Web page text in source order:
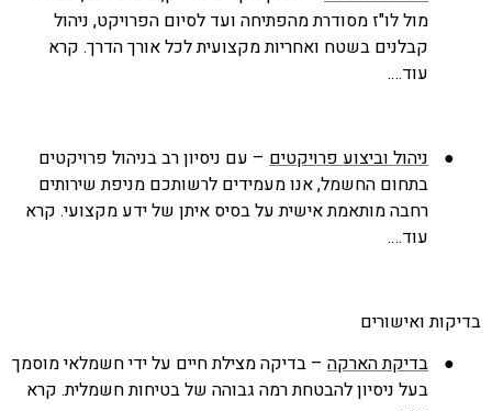
מול לו"ז מסודרת מהפתיחה ועד לסיום הפרויקט, ניהול
קבלנים בשטח ואחריות מקצועית לכל אורך הדרך. קרא
עוד….
ניהול וביצוע פרויקטים– עם ניסיון רב בניהול פרויקטים
בתחום החשמל, אנו מעמידים לרשותכם מניפת שירותים
רחבה מותאמת אישית על בסיס איתן של ידע מקצועי. קרא
עוד….
ואישורים
בדיקת הארקה– בדיקה מצילת חיים על ידי חשמלאי מוסמך
בעל ניסיון להבטחת רמה גבוהה של בטיחות חשמלית. קרא